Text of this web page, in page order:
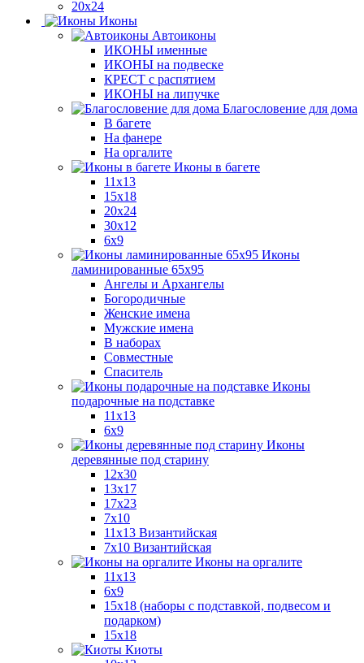
20х24
Иконы
Автоиконы
ИКОНЫ именные
ИКОНЫ на подвеске
КРЕСТ с распятием
ИКОНЫ на липучке
Благословение для дома
В багете
На фанере
На оргалите
Иконы в багете
11x13
15x18
20x24
30х12
6x9
Иконы
ламинированные 65x95
Ангелы и Архангелы
Богородичные
Женские имена
Мужские имена
В наборах
Совместные
Спаситель
Иконы
подарочные на подставке
11x13
6x9
Иконы
деревянные под старину
12х30
13x17
17x23
7x10
11x13 Византийская
7x10 Византийская
Иконы на оргалите
11x13
6x9
15х18 (наборы с подставкой, подвесом и
подарком)
15x18
Киоты